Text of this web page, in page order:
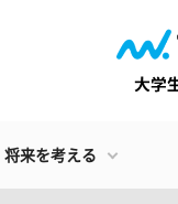
将来を考える